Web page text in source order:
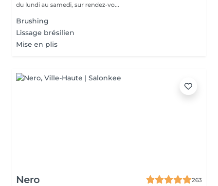
du lundi au samedi, sur rendez-vo...
Brushing
Lissage brésilien
Mise en plis
Nero
263